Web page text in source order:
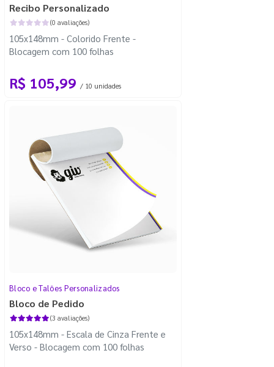
Recibo Personalizado
(0 avaliações)
105x148mm - Colorido Frente -
Blocagem com 100 folhas
R$ 105,99 / 10 unidades
Bloco e Talões Personalizados
Bloco de Pedido
(3 avaliações)
105x148mm - Escala de Cinza Frente e
Verso - Blocagem com 100 folhas